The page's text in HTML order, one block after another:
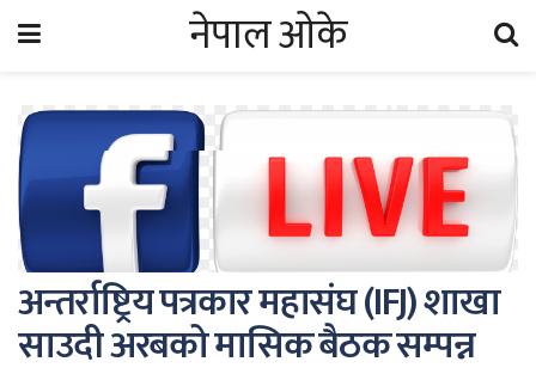
नेपाल ओके
अन्तर्राष्ट्रिय पत्रकार महासंघ (IFJ) शाखा
साउदी अरबको मासिक बैठक सम्पन्न